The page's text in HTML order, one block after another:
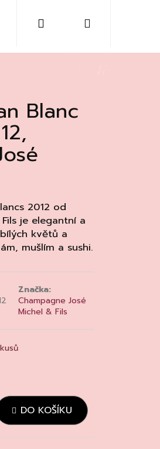
Doplňky Kontakt
Přihlášení
Blanc
2012 od
je elegantní a
květů a
mušlím a sushi.
Značka:
Champagne José
Michel & Fils
DO KOŠÍKU
Následující